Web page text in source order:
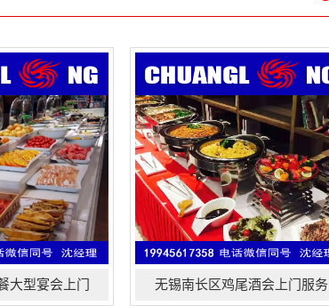
大型宴会上门 无锡南长区鸡尾酒会上门服务